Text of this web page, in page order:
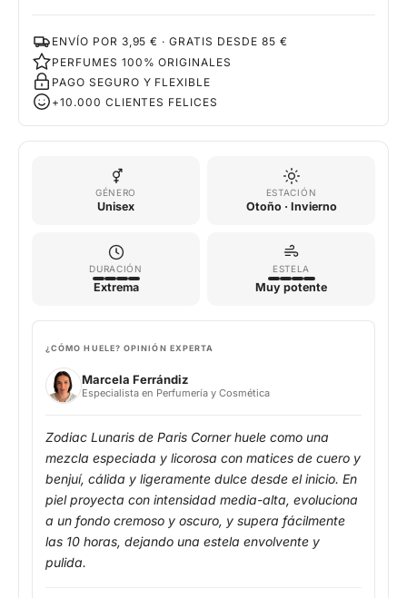
ENVÍO POR 3,95 € · GRATIS DESDE 85 €
PERFUMES 100% ORIGINALES
PAGO SEGURO Y FLEXIBLE
+10.000 CLIENTES FELICES
GÉNERO
Unisex
ESTACIÓN
Otoño · Invierno
DURACIÓN
Extrema
ESTELA
Muy potente
¿CÓMO HUELE? OPINIÓN EXPERTA
Marcela Ferrándiz
Especialista en Perfumería y Cosmética
Zodiac Lunaris de Paris Corner huele como una
mezcla especiada y licorosa con matices de cuero y
benjuí, cálida y ligeramente dulce desde el inicio. En
piel proyecta con intensidad media-alta, evoluciona
a un fondo cremoso y oscuro, y supera fácilmente
las 10 horas, dejando una estela envolvente y
pulida.